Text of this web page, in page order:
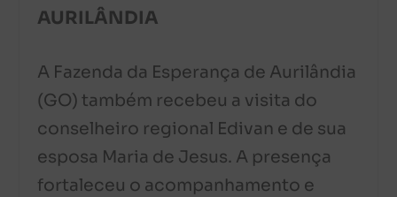
AURILÂNDIA
A Fazenda da Esperança de Aurilândia
(GO) também recebeu a visita do
conselheiro regional Edivan e de sua
esposa Maria de Jesus. A presença
fortaleceu o acompanhamento e